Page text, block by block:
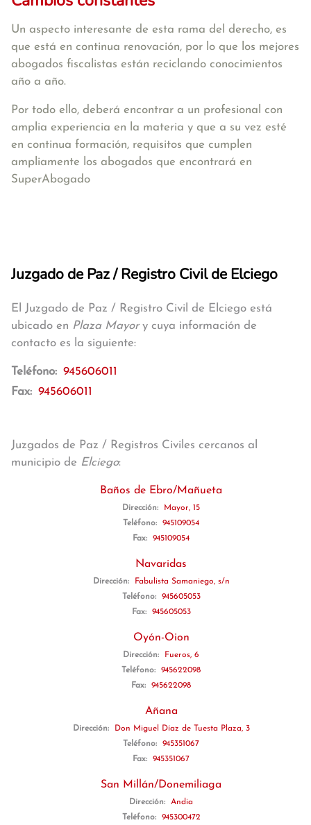
Un aspecto interesante de esta rama del derecho, es
que está en continua renovación, por lo que los mejores
abogados fiscalistas están reciclando conocimientos
año a año.
Por todo ello, deberá encontrar a un profesional con
amplia experiencia en la materia y que a su vez esté
en continua formación, requisitos que cumplen
ampliamente los abogados que encontrará en
SuperAbogado
Juzgado de Paz / Registro Civil de Elciego
El Juzgado de Paz / Registro Civil de Elciego está
ubicado en Plaza Mayory cuya información de
contacto es la siguiente:
Teléfono: 945606011
Fax: 945606011
Juzgados de Paz / Registros Civiles cercanos al
municipio de Elciego:
Baños de Ebro/Mañueta
Dirección:
Mayor, 15
Teléfono:
945109054
Fax:
945109054
Navaridas
Dirección:
Fabulista Samaniego, s/n
Teléfono:
945605053
Fax:
945605053
Oyón-Oion
Dirección:
Fueros, 6
Teléfono:
945622098
Fax:
945622098
Añana
Dirección:
Don Miguel Díaz de Tuesta Plaza, 3
Teléfono:
945351067
Fax:
945351067
San Millán/Donemiliaga
Dirección:
Andia
Teléfono:
945300472